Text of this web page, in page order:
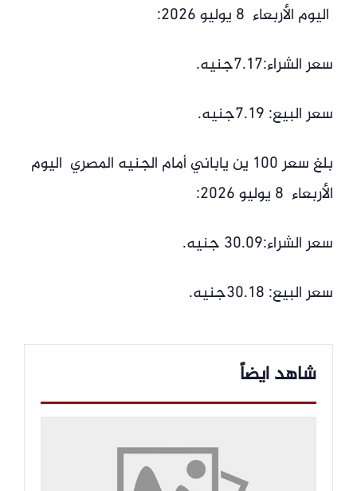
اليوم الأربعاء 8 يوليو 2026:
سعر الشراء:7.17جنيه.
سعر البيع: 7.19جنيه.
بلغ سعر 100 ين ياباني أمام الجنيه المصري اليوم
الأربعاء 8 يوليو 2026:
سعر الشراء:30.09 جنيه.
سعر البيع: 30.18جنيه.
شاهد ايضاً